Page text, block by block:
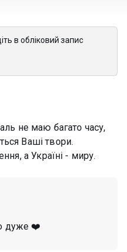
в обліковий запис
не маю багато часу,
Ваші твори.
а Україні - миру.
дуже ❤️